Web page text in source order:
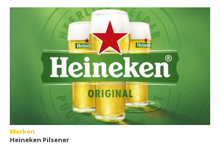
Merken
Heineken Pilsener